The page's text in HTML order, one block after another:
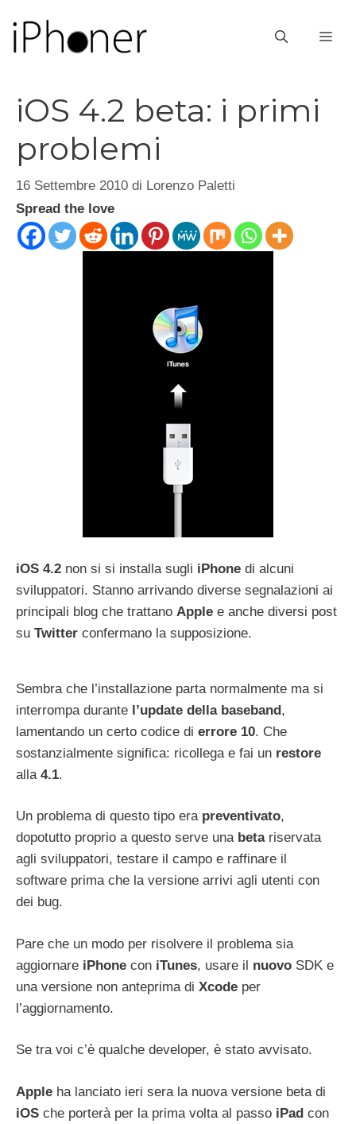
contenuto
iOS 4.2 beta: i primi
problemi
16 Settembre 2010 di Lorenzo Paletti
Spread the love
iOS 4.2 non si si installa sugli iPhone di alcuni
sviluppatori. Stanno arrivando diverse segnalazioni ai
principali blog che trattano Apple e anche diversi post
su Twitter confermano la supposizione.
Sembra che l’installazione parta normalmente ma si
interrompa durante l’update della baseband,
lamentando un certo codice di errore 10. Che
sostanzialmente significa: ricollega e fai un restore
alla 4.1.
Un problema di questo tipo era preventivato,
dopotutto proprio a questo serve una betariservata
agli sviluppatori, testare il campo e raffinare il
software prima che la versione arrivi agli utenti con
dei bug.
Pare che un modo per risolvere il problema sia
aggiornare iPhone con iTunes, usare il nuovo SDK e
una versione non anteprima di Xcode per
l’aggiornamento.
Se tra voi c’è qualche developer, è stato avvisato.
Apple ha lanciato ieri sera la nuova versione beta di
iOS che porterà per la prima volta al passo iPad con